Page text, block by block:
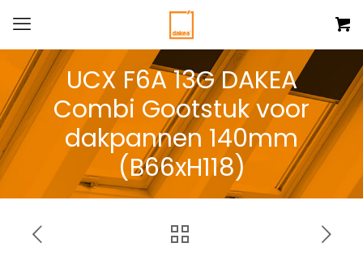
UCX F6A 13G DAKEA
Combi Gootstuk voor
dakpannen 140mm
(B66xH118)